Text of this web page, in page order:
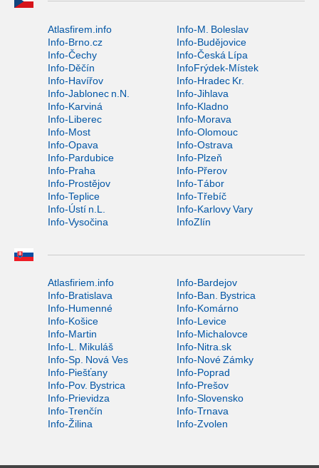
Atlasfirem.info
Info-M. Boleslav
Info-Brno.cz
Info-Budějovice
Info-Čechy
Info-Česká Lípa
Info-Děčín
InfoFrýdek-Místek
Info-Havířov
Info-Hradec Kr.
Info-Jablonec n.N.
Info-Jihlava
Info-Karviná
Info-Kladno
Info-Liberec
Info-Morava
Info-Most
Info-Olomouc
Info-Opava
Info-Ostrava
Info-Pardubice
Info-Plzeň
Info-Praha
Info-Přerov
Info-Prostějov
Info-Tábor
Info-Teplice
Info-Třebíč
Info-Ústí n.L.
Info-Karlovy Vary
Info-Vysočina
InfoZlín
Atlasfiriem.info
Info-Bardejov
Info-Bratislava
Info-Ban. Bystrica
Info-Humenné
Info-Komárno
Info-Košice
Info-Levice
Info-Martin
Info-Michalovce
Info-L. Mikuláš
Info-Nitra.sk
Info-Sp. Nová Ves
Info-Nové Zámky
Info-Piešťany
Info-Poprad
Info-Pov. Bystrica
Info-Prešov
Info-Prievidza
Info-Slovensko
Info-Trenčín
Info-Trnava
Info-Žilina
Info-Zvolen